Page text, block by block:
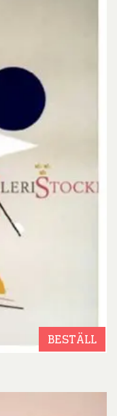
BESTÄLL